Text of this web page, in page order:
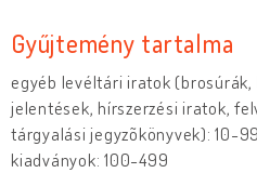
Gyűjtemény tartalma
egyéb levéltári iratok (brosúrák,
jelentések, hírszerzési iratok,
tárgyalási jegyzõkönyvek): 10-99
kiadványok: 100-499